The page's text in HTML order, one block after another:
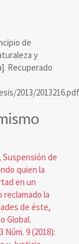
de
y
Recuperado
2013/2013216.pdf
Suspensión de
quien la
en un
la
de éste,
Global.
9 (2018):